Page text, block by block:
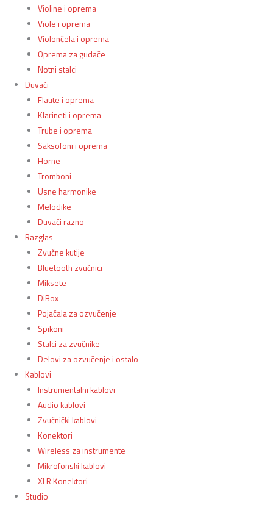
Violine i oprema
Viole i oprema
Violončela i oprema
Oprema za gudače
Notni stalci
Duvači
Flaute i oprema
Klarineti i oprema
Trube i oprema
Saksofoni i oprema
Horne
Tromboni
Usne harmonike
Melodike
Duvači razno
Razglas
Zvučne kutije
Bluetooth zvučnici
Miksete
DiBox
Pojačala za ozvučenje
Spikoni
Stalci za zvučnike
Delovi za ozvučenje i ostalo
Kablovi
Instrumentalni kablovi
Audio kablovi
Zvučnički kablovi
Konektori
Wireless za instrumente
Mikrofonski kablovi
XLR Konektori
Studio